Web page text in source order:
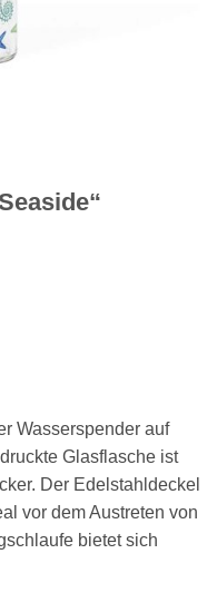
Wasserspender auf
Glasflasche ist
Der Edelstahldeckel
vor dem Austreten von
bietet sich